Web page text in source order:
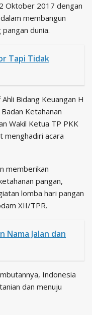
Oktober 2017 dengan
membangun
dunia.
Tapi Tidak
Bidang Keuangan H
Ketahanan
Wakil Ketua TP PKK
menghadiri acara
memberikan
pangan,
lomba hari pangan
XII/TPR.
Nama Jalan dan
Indonesia
dan menuju